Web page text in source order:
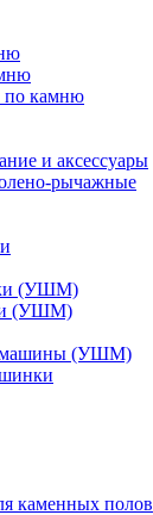
по камню
и аксессуары
рычажные
(УШМ)
(УШМ)
машины (УШМ)
каменных полов